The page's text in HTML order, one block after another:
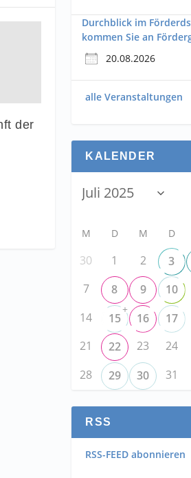
der
Durchblick im
kommen Sie an
20.08.2026
alle Veranstaltungen
KALENDER
M D M D
30 1 2 3
7
8 9 10
14
15
+
16 17
21
22 23 24
28
29 30 31
RSS
RSS-FEED abonnieren